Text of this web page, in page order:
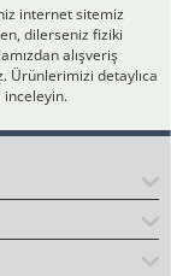
internet sitemiz
dilerseniz fiziki
alışveriş
Ürünlerimizi detaylıca
inceleyin.